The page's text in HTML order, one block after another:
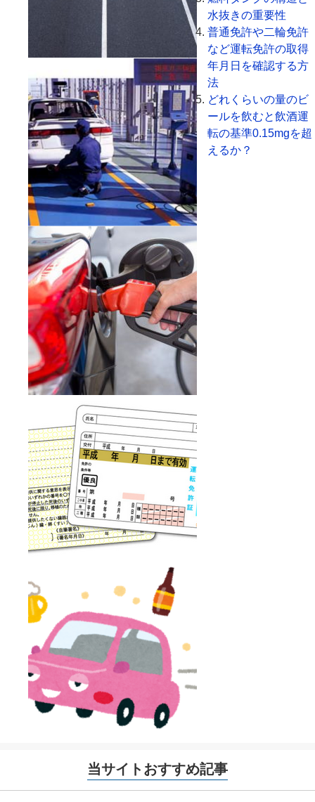
水抜きの重要性
普通免許や二輪免許
など運転免許の取得
年月日を確認する方
法
どれくらいの量のビ
ールを飲むと飲酒運
転の基準0.15mgを超
えるか？
当サイトおすすめ記事